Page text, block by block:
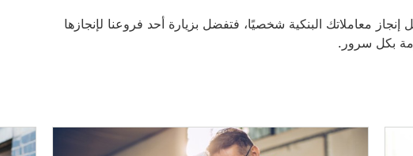
معاملاتك البنكية شخصيًا، فتفضل بزيارة أحد فروعنا لإنجازها
بكل سرور.